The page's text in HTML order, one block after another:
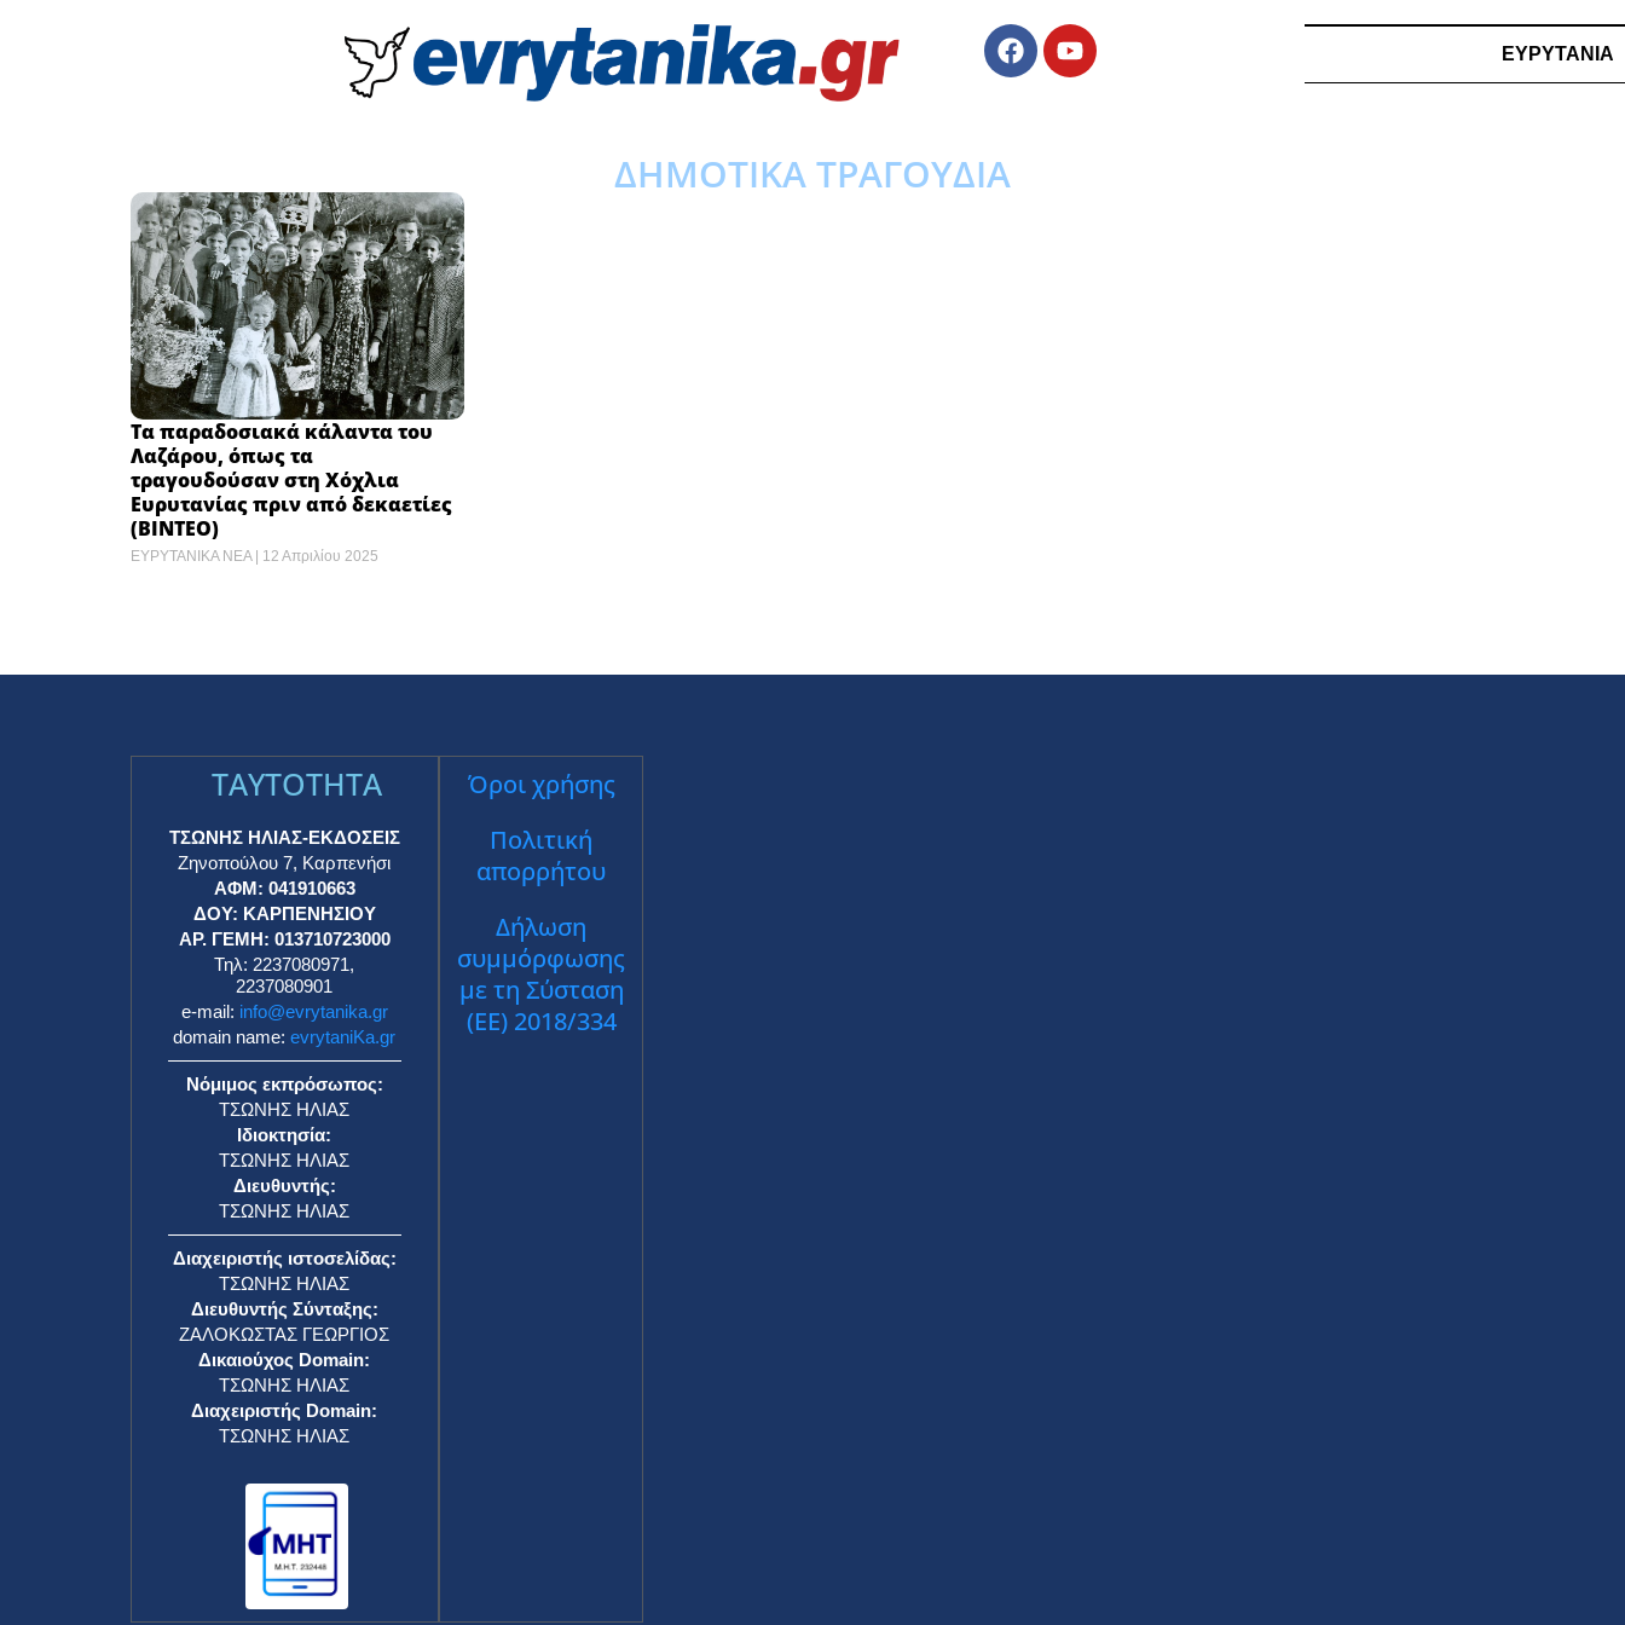
ΕΥΡΥΤΑΝΙΑ
ΔΗΜΟΤΙΚΑ ΤΡΑΓΟΥΔΙΑ
Τα παραδοσιακά κάλαντα του
Λαζάρου, όπως τα
τραγουδούσαν στη Χόχλια
Ευρυτανίας πριν από δεκαετίες
(ΒΙΝΤΕΟ)
ΕΥΡΥΤΑΝΙΚΑ ΝΕΑ 12 Απριλίου 2025
TAYTOTHTA
ΤΣΩΝΗΣ ΗΛΙΑΣ-ΕΚΔΟΣΕΙΣ
Ζηνοπούλου 7, Καρπενήσι
ΑΦΜ: 041910663
ΔΟΥ: ΚΑΡΠΕΝΗΣΙΟΥ
ΑΡ. ΓΕΜΗ: 013710723000
Τηλ: 2237080971,
2237080901
e-mail: info@evrytanika.gr
domain name:evrytaniKa.gr
Νόμιμος εκπρόσωπος:
ΤΣΩΝΗΣ ΗΛΙΑΣ
Ιδιοκτησία:
ΤΣΩΝΗΣ ΗΛΙΑΣ
Διευθυντής:
ΤΣΩΝΗΣ ΗΛΙΑΣ
Διαχειριστής ιστοσελίδας:
ΤΣΩΝΗΣ ΗΛΙΑΣ
Διευθυντής Σύνταξης:
ΖΑΛΟΚΩΣΤΑΣ ΓΕΩΡΓΙΟΣ
Δικαιούχος Domain:
ΤΣΩΝΗΣ ΗΛΙΑΣ
Διαχειριστής Domain:
ΤΣΩΝΗΣ ΗΛΙΑΣ
Όροι χρήσης
Πολιτική
απορρήτου
Δήλωση
συμμόρφωσης
με τη Σύσταση
(ΕΕ) 2018/334